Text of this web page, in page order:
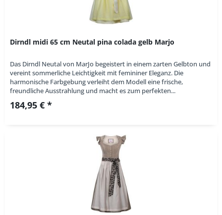
Dirndl midi 65 cm Neutal pina colada gelb Marjo
Das Dirndl Neutal von MarJo begeistert in einem zarten Gelbton und
vereint sommerliche Leichtigkeit mit femininer Eleganz. Die
harmonische Farbgebung verleiht dem Modell eine frische,
freundliche Ausstrahlung und macht es zum perfekten...
184,95 € *